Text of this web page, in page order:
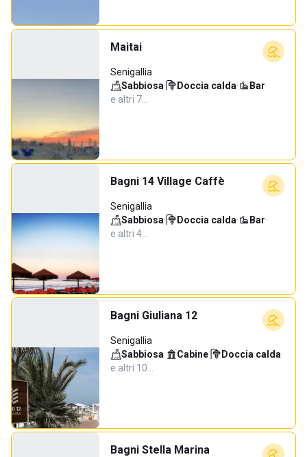
Maitai
Senigallia
Sabbiosa· Doccia calda· Bar·
e altri 7…
Bagni 14 Village Caffè
Senigallia
Sabbiosa· Doccia calda· Bar·
e altri 4…
Bagni Giuliana 12
Senigallia
Sabbiosa· Cabine· Doccia calda·
e altri 10…
Bagni Stella Marina